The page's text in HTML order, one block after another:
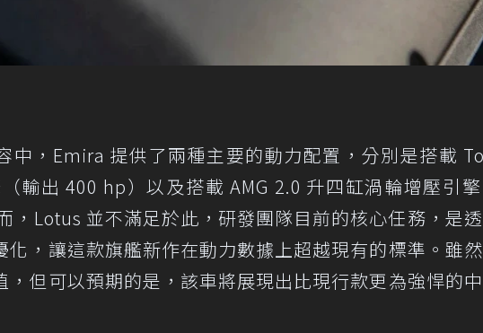
中，Emira 提供了兩種主要的動力配置，分別是搭載
輸出 400 hp）以及搭載 AMG 2.0 升四缸渦輪增壓引
，Lotus 並不滿足於此，研發團隊目前的核心任務，是
化，讓這款旗艦新作在動力數據上超越現有的標準。雖
，但可以預期的是，該車將展現出比現行款更為強悍的